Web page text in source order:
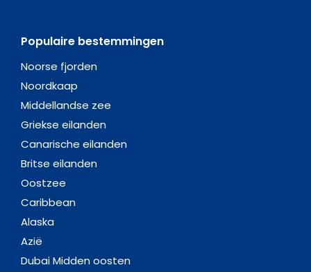
Populaire bestemmingen
Noorse fjorden
Noordkaap
Middellandse zee
Griekse eilanden
Canarische eilanden
Britse eilanden
Oostzee
Caribbean
Alaska
Azië
Dubai Midden oosten